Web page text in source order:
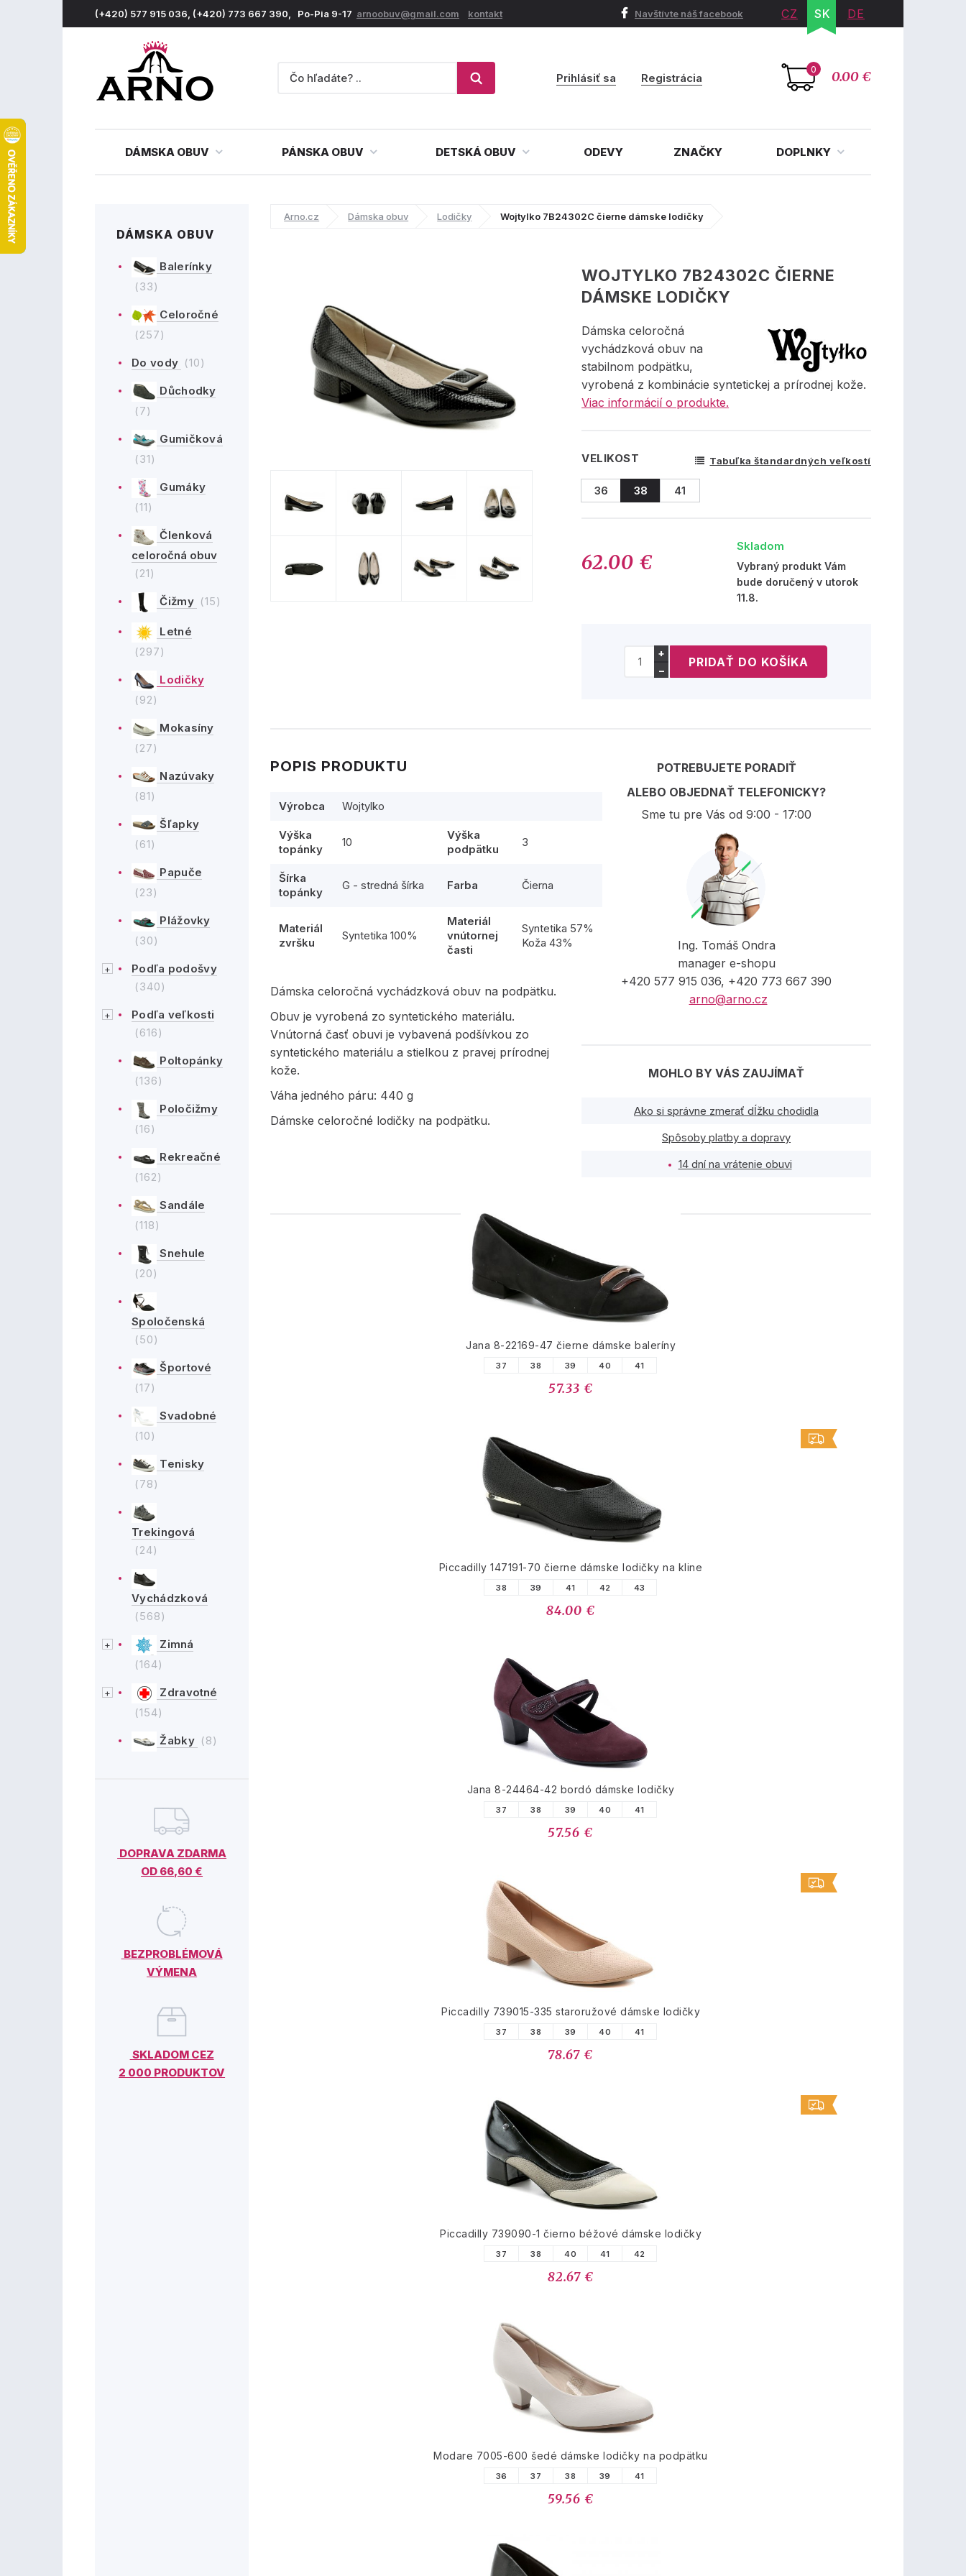
(+420) 577 915 036, (+420) 773 667 390, Po-Pia 9-17 arnoobuv@gmail.com kontakt Navštívte náš facebook CZ SK DE
0 0.00 €
Prihlásiť sa Registrácia
DÁMSKA OBUV PÁNSKA OBUV DETSKÁ OBUV ODEVY ZNAČKY DOPLNKY
DÁMSKA OBUV
Balerínky
(33)
Celoročné
(257)
Do vody (10)
Důchodky
(7)
Gumičková
(31)
Gumáky
(11)
Členková
celoročná obuv
(21)
Čižmy (15)
Letné
(297)
Lodičky
(92)
Mokasíny
(27)
Nazúvaky
(81)
Šľapky
(61)
Papuče
(23)
Plážovky
(30)
Podľa podošvy
(340)
Podľa veľkosti
(616)
Poltopánky
(136)
Poločižmy
(16)
Rekreačné
(162)
Sandále
(118)
Snehule
(20)
Spoločenská
(50)
Športové
(17)
Svadobné
(10)
Tenisky
(78)
Trekingová
(24)
Vychádzková
(568)
Zimná
(164)
Zdravotné
(154)
Žabky (8)
DOPRAVA ZDARMA
OD 66,60 €
BEZPROBLÉMOVÁ
VÝMENA
SKLADOM CEZ
2 000 PRODUKTOV
Arno.cz Dámska obuv Lodičky Wojtylko 7B24302C čierne dámske lodičky
WOJTYLKO 7B24302C ČIERNE
DÁMSKE LODIČKY
Dámska celoročná
vychádzková obuv na
stabilnom podpätku,
vyrobená z kombinácie syntetickej a prírodnej kože.
Viac informácií o produkte.
VELIKOST Tabuľka štandardných veľkostí
36 38 41
62.00 €
Skladom
Vybraný produkt Vám
bude doručený v utorok
11.8.
+
−
POPIS PRODUKTU
Výrobca Wojtylko
Výška
topánky
10
Výška
podpätku
3
Šírka
topánky
G - stredná šírka Farba Čierna
Materiál
zvršku
Syntetika 100%
Materiál
vnútornej
časti
Syntetika 57%
Koža 43%
Dámska celoročná vychádzková obuv na podpätku.
Obuv je vyrobená zo syntetického materiálu.
Vnútorná časť obuvi je vybavená podšívkou zo
syntetického materiálu a stielkou z pravej prírodnej
kože.
Váha jedného páru: 440 g
Dámske celoročné lodičky na podpätku.
POTREBUJETE PORADIŤ
ALEBO OBJEDNAŤ TELEFONICKY?
Sme tu pre Vás od 9:00 - 17:00
Ing. Tomáš Ondra
manager e-shopu
+420 577 915 036, +420 773 667 390
arno@arno.cz
MOHLO BY VÁS ZAUJÍMAŤ
Ako si správne zmerať dĺžku chodidla
Spôsoby platby a dopravy
14 dní na vrátenie obuvi
PODOBNÉ PRODUKTY
Jana 8-22169-47 čierne dámske baleríny
37 38 39 40 41
57.33 €
Piccadilly 147191-70 čierne dámske lodičky na kline
38 39 41 42 43
84.00 €
Jana 8-24464-42 bordó dámske lodičky
37 38 39 40 41
57.56 €
Piccadilly 739015-335 staroružové dámske lodičky
37 38 39 40 41
78.67 €
Piccadilly 739090-1 čierno béžové dámske lodičky
37 38 40 41 42
82.67 €
Modare 7005-600 šedé dámske lodičky na podpätku
36 37 38 39 41
59.56 €